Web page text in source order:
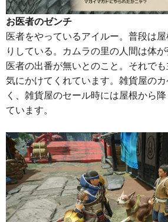
お医者のゼンチ
医者をやっているアイルー。普段は
りしている。カムラの里の人間は体
医者の出番が無いとのこと。それで
気にかけてくれています。雑貨屋の
く、雑貨屋のセール時には屋根から
ています。